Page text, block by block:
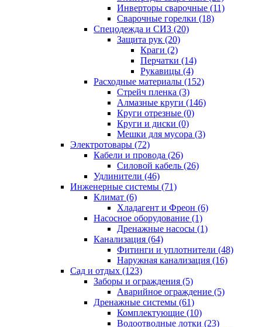
Инверторы сварочные (11)
Сварочные горелки (18)
Спецодежда и СИЗ (20)
Защита рук (20)
Краги (2)
Перчатки (14)
Рукавицы (4)
Расходные материалы (152)
Стрейч пленка (3)
Алмазные круги (146)
Круги отрезные (0)
Круги и диски (0)
Мешки для мусора (3)
Электротовары (72)
Кабели и провода (26)
Силовой кабель (26)
Удлинители (46)
Инженерные системы (71)
Климат (6)
Хладагент и Фреон (6)
Насосное оборудование (1)
Дренажные насосы (1)
Канализация (64)
Фитинги и уплотнители (48)
Наружная канализация (16)
Сад и отдых (123)
Заборы и ограждения (5)
Аварийное ограждение (5)
Дренажные системы (61)
Комплектующие (10)
Водоотводные лотки (23)